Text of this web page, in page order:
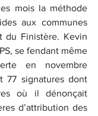
mois la méthode
aux communes
du Finistère. Kevin
se fendant même
en novembre
77 signatures dont
où il dénonçait
d’attribution des